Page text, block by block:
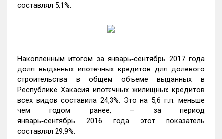
составлял 5,1%.
Накопленным итогом за январь‑сентябрь 2017 года
доля выданных ипотечных кредитов для долевого
строительства в общем объеме выданных в
Республике Хакасия ипотечных жилищных кредитов
всех видов составила 24,3%. Это на 5,6 п.п. меньше
чем годом ранее, – за период
январь‑сентябрь 2016 года этот показатель
составлял 29,9%.